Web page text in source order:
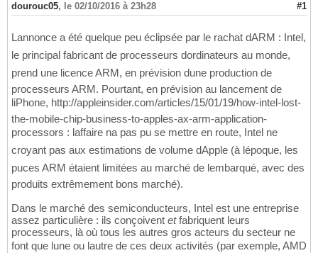
dourouc05, le 02/10/2016 à 23h28 #1
Lannonce a été quelque peu éclipsée par le rachat dARM : Intel,
le principal fabricant de processeurs dordinateurs au monde,
prend une licence ARM, en prévision dune production de
processeurs ARM. Pourtant, en prévision au lancement de
liPhone, http://appleinsider.com/articles/15/01/19/how-intel-lost-
the-mobile-chip-business-to-apples-ax-arm-application-
processors : laffaire na pas pu se mettre en route, Intel ne
croyant pas aux estimations de volume dApple (à lépoque, les
puces ARM étaient limitées au marché de lembarqué, avec des
produits extrêmement bons marché).
Dans le marché des semiconducteurs, Intel est une entreprise
assez particulière : ils conçoivent etfabriquent leurs
processeurs, là où tous les autres gros acteurs du secteur ne
font que lune ou lautre de ces deux activités (par exemple, AMD